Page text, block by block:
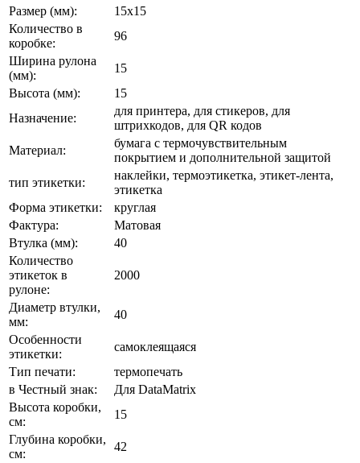
Размер (мм):
15x15
Количество в
коробке:
96
Ширина рулона
(мм):
15
Высота (мм):
15
Назначение:
для принтера, для стикеров, для
штрихкодов, для QR кодов
Материал:
бумага с термочувствительным
покрытием и дополнительной защитой
тип этикетки:
наклейки, термоэтикетка, этикет-лента,
этикетка
Форма этикетки:
круглая
Фактура:
Матовая
Втулка (мм):
40
Количество
этикеток в
рулоне:
2000
Диаметр втулки,
мм:
40
Особенности
этикетки:
самоклеящаяся
Тип печати:
термопечать
в Честный знак:
Для DataMatrix
Высота коробки,
см:
15
Глубина коробки,
см:
42